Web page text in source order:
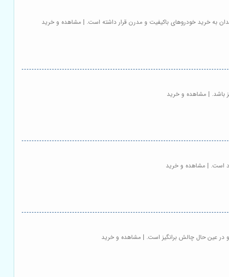
به خرید خودروهای باکیفیت و مدرن قرار داشته است. | مشاهده و خرید
باشد. | مشاهده و خرید
است. | مشاهده و خرید
در عین حال چالش برانگیز است. | مشاهده و خرید